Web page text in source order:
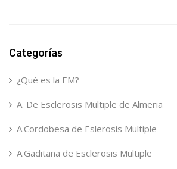
Categorías
¿Qué es la EM?
A. De Esclerosis Multiple de Almeria
A.Cordobesa de Eslerosis Multiple
A.Gaditana de Esclerosis Multiple